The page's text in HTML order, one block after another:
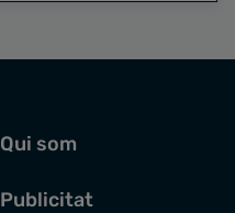
Qui som
Publicitat